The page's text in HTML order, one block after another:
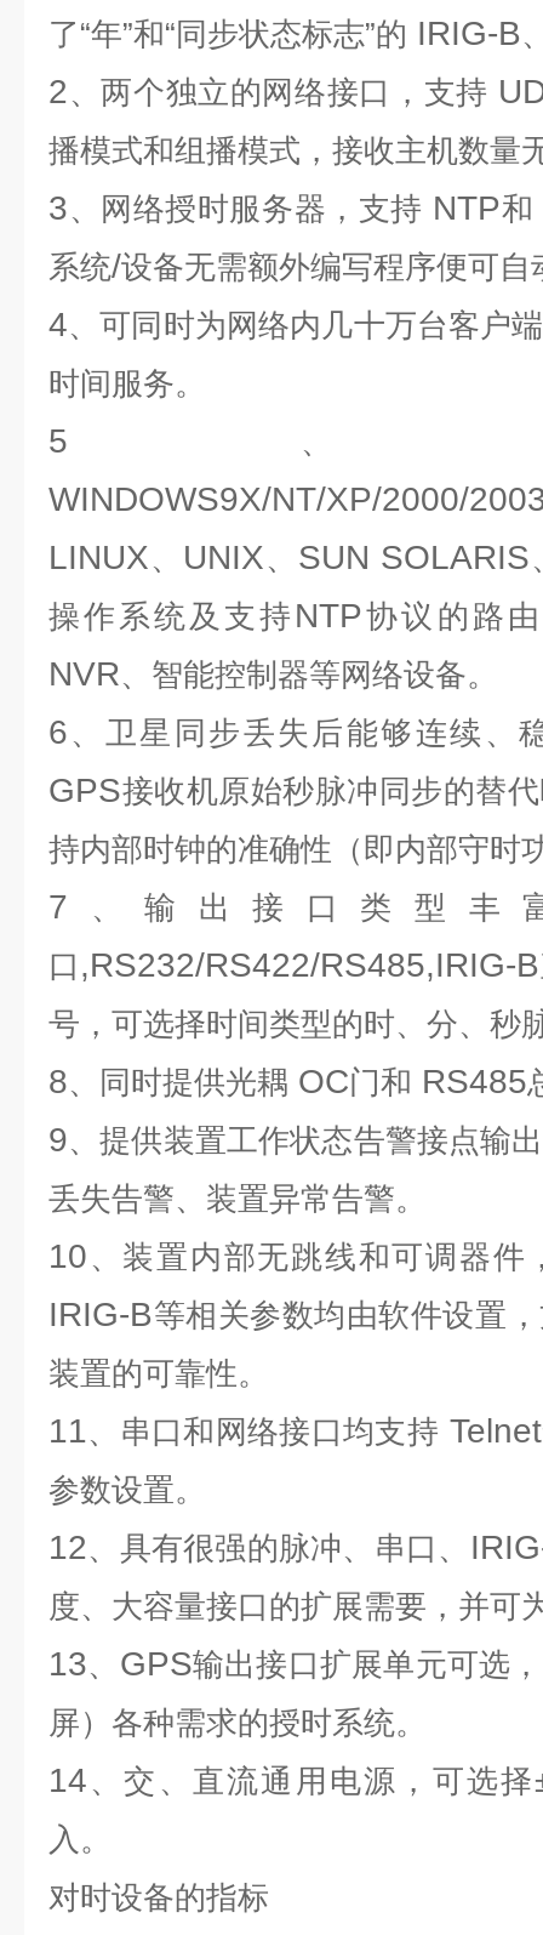
了“年”和“同步状态标志”的 IRIG-B
2、两个独立的网络接口，支持
播模式和组播模式，接收主机数量
3、网络授时服务器，支持 NTP和
系统/设备无需额外编写程序便可
4、可同时为网络内几十万台客户
时间服务。
5 、
WINDOWS9X/NT/XP/2000/
LINUX、 UNIX、 SUN SOLARIS
操作系统及支持 NTP协议的路
NVR、智能控制器等网络设备。
6 、卫星同步丢失后能够连续、
GPS接收机原始秒脉冲同步的替
持内部时钟的准确性（即内部守时
7 、输出接口类型丰
口 ,RS232/RS422/RS485,IRIG-B
号，可选择时间类型的时、分、秒
8、同时提供光耦 OC门和 RS485
9、提供装置工作状态告警接点输
丢失告警、装置异常告警。
10 、装置内部无跳线和可调器件
IRIG-B等相关参数均由软件设置
装置的可靠性。
11、串口和网络接口均支持 Telnet
参数设置。
12、具有很强的脉冲、串口、
度、大容量接口的扩展需要，并可
13、 GPS输出接口扩展单元可选
屏）各种需求的授时系统。
14 、交、直流通用电源，可选择
入。
对时设备的指标